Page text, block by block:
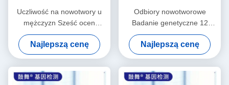
Uczliwość na nowotwory u
mężczyzn Sześć ocen
ryzyka Usługi badań
genetycznych
Najlepszą cenę
Odbiory nowotworowe
Badanie genetyczne 12
pozycji dla mężczyzn
Najlepszą cenę